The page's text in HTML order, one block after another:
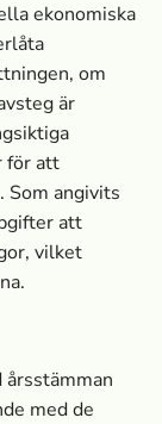
ekonomiska
om
är
för att
Som angivits
att
vilket
med de